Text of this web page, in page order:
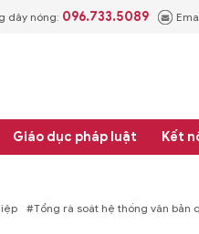
dây nóng: 096.733.5089
Giáo dục pháp luật Kết
#Tổng rà soát hệ thống văn bản